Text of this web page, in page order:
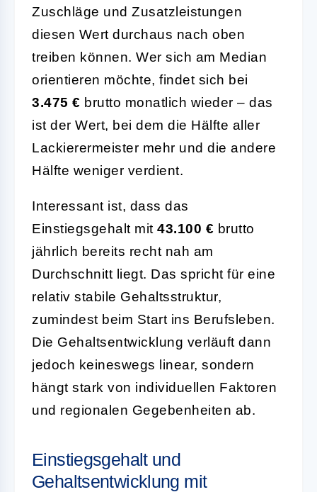
Zuschläge und Zusatzleistungen
diesen Wert durchaus nach oben
treiben können. Wer sich am Median
orientieren möchte, findet sich bei
3.475 € brutto monatlich wieder – das
ist der Wert, bei dem die Hälfte aller
Lackierermeister mehr und die andere
Hälfte weniger verdient.
Interessant ist, dass das
Einstiegsgehalt mit 43.100 € brutto
jährlich bereits recht nah am
Durchschnitt liegt. Das spricht für eine
relativ stabile Gehaltsstruktur,
zumindest beim Start ins Berufsleben.
Die Gehaltsentwicklung verläuft dann
jedoch keineswegs linear, sondern
hängt stark von individuellen Faktoren
und regionalen Gegebenheiten ab.
Einstiegsgehalt und
Gehaltsentwicklung mit